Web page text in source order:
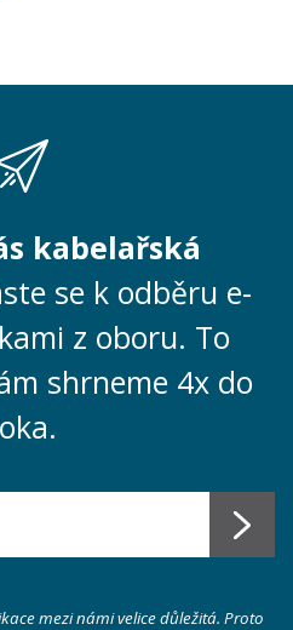
kabelařská
se k odběru e-
z oboru. To
shrneme 4x do
mezi námi velice důležitá. Proto